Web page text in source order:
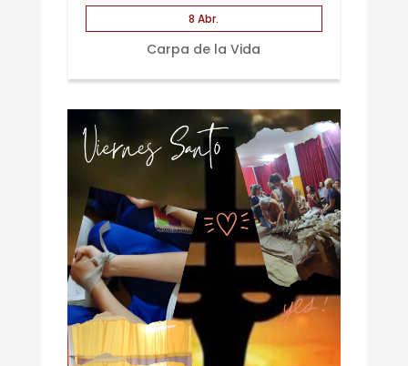
8 Abr.
Carpa de la Vida